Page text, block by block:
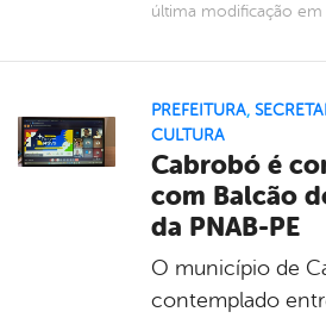
última modificação
PREFEITURA,
CULTURA
Cabrobó é
com Balcão
da PNAB-PE
O município de
contemplado